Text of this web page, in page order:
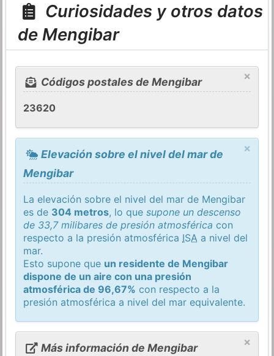
Curiosidades y otros datos
de Mengibar
×
Códigos postales de Mengibar
23620
×
Elevación sobre el nivel del mar de
Mengibar
La elevación sobre el nivel del mar de Mengibar
es de 304 metros, lo quesupone un descenso
de 33,7 milibares de presión atmosférica con
respecto a la presión atmosférica ISA a nivel del
mar.
Esto supone que un residente de Mengibar
dispone de un aire con una presión
atmosférica de 96,67% con respecto a la
presión atmosférica a nivel del mar equivalente.
×
Más información de Mengibar